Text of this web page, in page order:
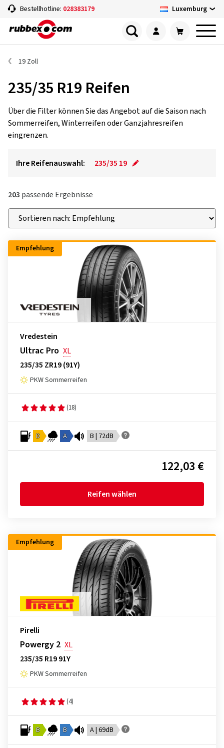
Bestellhotline: 028383179 Luxemburg
19 Zoll
235/35 R19 Reifen
Über die Filter können Sie das Angebot auf die Saison nach
Sommerreifen, Winterreifen oder Ganzjahresreifen
eingrenzen.
Ihre Reifenauswahl: 235/35 19
203 passende Ergebnisse
Empfehlung
Vredestein
Ultrac Pro XL
235/35 ZR19 (91Y)
PKW Sommerreifen
(18)
D A B | 72dB
122,03 €
Reifen wählen
Empfehlung
Pirelli
Powergy 2 XL
235/35 R19 91Y
PKW Sommerreifen
(4)
B B A | 69dB